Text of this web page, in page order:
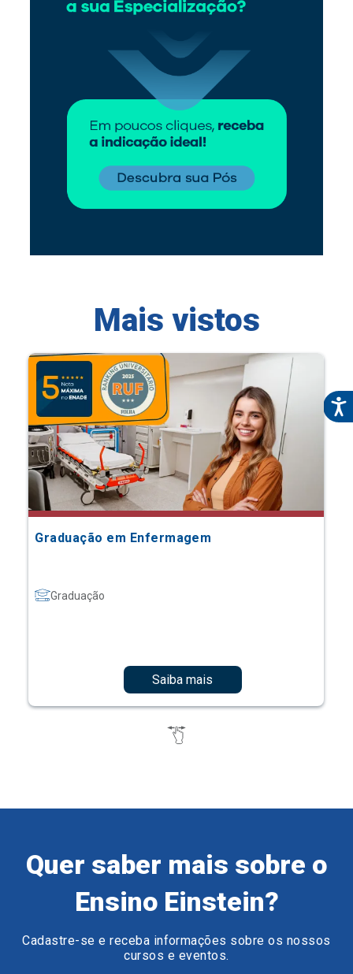
Mais vistos
Graduação em Enfermagem
Graduação
Saiba mais
Quer saber mais sobre o
Ensino Einstein?
Cadastre-se e receba informações sobre os nossos
cursos e eventos.